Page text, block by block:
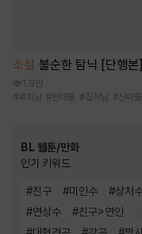
소설 불순한 탐닉 [단행본]
1.9만
#후회남 #현대물 #집착남 #신파물
BL 웹툰/만화
인기 키워드
#친구 #미인수 #상처
#연상수 #친구>연인